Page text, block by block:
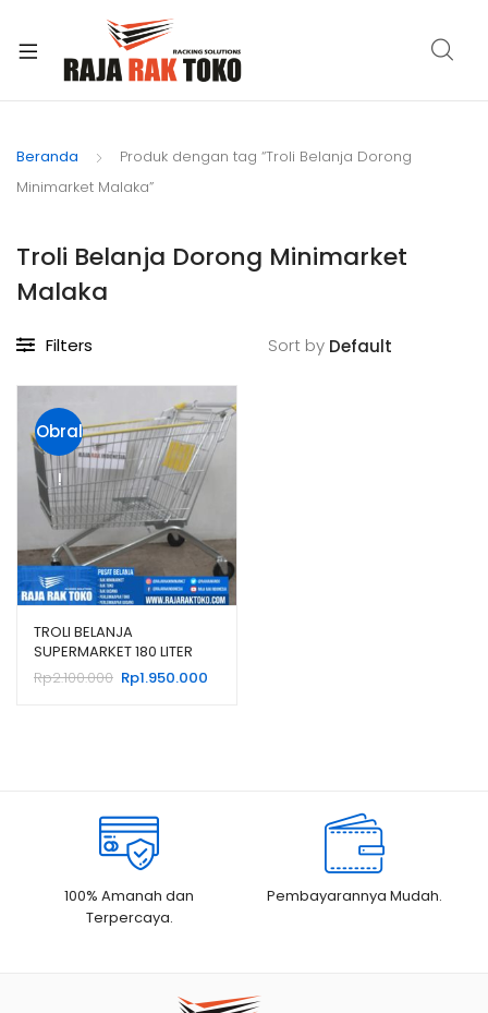
Beranda
Produk dengan tag “Troli Belanja Dorong
Minimarket Malaka”
Troli Belanja Dorong Minimarket
Malaka
Filters Sort by
Obral
!
TROLI BELANJA
SUPERMARKET 180 LITER
TIPE TS-180L RAJARAK
Rp2.100.000 Harga
Rp1.950.000
100% Amanah dan
Terpercaya.
Pembayarannya Mudah.